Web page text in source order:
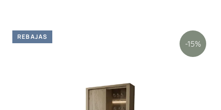
-15%
REBAJAS